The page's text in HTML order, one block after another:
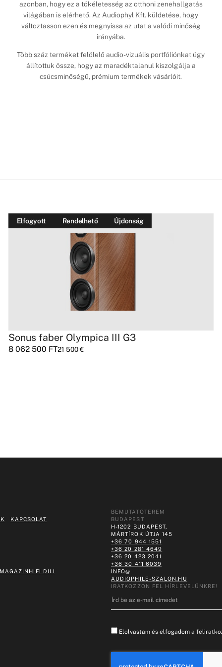
azonban, hogy ez a tökéletesség az otthoni zenehallgatás
világában is elérhető. Az Audiophyl Kft. küldetése, hogy
változtasson ezen és megnyissa az utat a valódi minőség
irányába.
Több száz terméket felölelő audio-vizuális portfóliónkat úgy
állítottuk össze, hogy az maradéktalanul kiszolgálja a
csúcsminőségű, prémium termékek vásárlóit.
Elfogyott Rendelhető Újdonság
Sonus faber Olympica III G3
8 062 500 FT21 500€
KAPCSOLAT
HIFI DILI
BEMUTATÓTEREM
BUDAPEST
H-1202 BUDAPEST,
MÁRTÍROK ÚTJA 145
+36 70 944 1551
+36 20 281 4649
+36 20 423 2041
+36 30 411 6039
INFO@
AUDIOPHILE-SZALON.HU
IRATKOZZON FEL HÍRLEVELÜNKRE!
Elolvastam és elfogadom a